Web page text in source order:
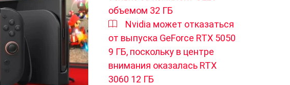
объемом 32 ГБ
Nvidia может отказаться
от выпуска GeForce RTX 5050
9 ГБ, поскольку в центре
внимания оказалась RTX
3060 12 ГБ